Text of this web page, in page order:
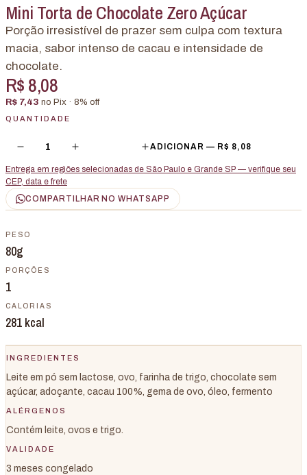
Mini Torta de Chocolate Zero Açúcar
Porção irresistível de prazer sem culpa com textura
macia, sabor intenso de cacau e intensidade de
chocolate.
R$ 8,08
R$ 7,43 no Pix · 8% off
QUANTIDADE
1 ADICIONAR — R$ 8,08
Entrega em regiões selecionadas de São Paulo e Grande SP — verifique seu
CEP, data e frete
COMPARTILHAR NO WHATSAPP
PESO
80g
PORÇÕES
1
CALORIAS
281 kcal
INGREDIENTES
Leite em pó sem lactose, ovo, farinha de trigo, chocolate sem
açúcar, adoçante, cacau 100%, gema de ovo, óleo, fermento
ALÉRGENOS
Contém leite, ovos e trigo.
VALIDADE
3 meses congelado